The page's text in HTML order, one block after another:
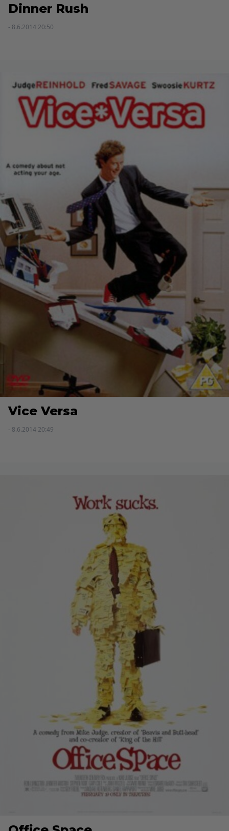
Dinner Rush
- 8.6.2014 20:50
Vice Versa
- 8.6.2014 20:49